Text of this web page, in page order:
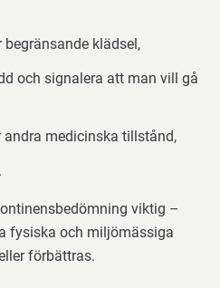
klädsel,
och signalera att man vill gå
medicinska tillstånd,
viktig –
fysiska och miljömässiga
förbättras.